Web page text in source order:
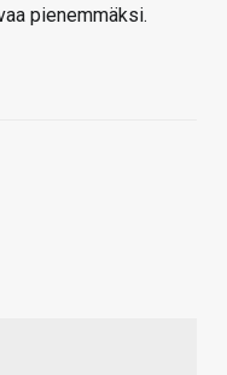
pienemmäksi.